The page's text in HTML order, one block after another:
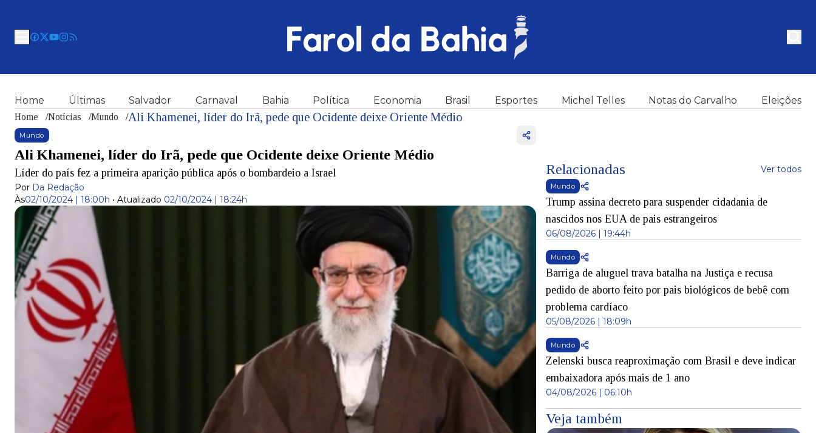
Home Últimas Salvador Carnaval Bahia Política Economia Brasil Esportes Michel Telles Notas do Carvalho Eleições
Home /Notícias /Mundo /Ali Khamenei, líder do Irã, pede que Ocidente deixe Oriente Médio
Mundo
Ali Khamenei, líder do Irã, pede que Ocidente deixe Oriente Médio
Líder do país fez a primeira aparição pública após o bombardeio a Israel
Por Da Redação
Às02/10/2024 | 18:00h • Atualizado 02/10/2024 | 18:24h
Relacionadas Ver todos
Mundo
Trump assina decreto para suspender cidadania de
nascidos nos EUA de pais estrangeiros
06/08/2026 | 19:44h
Mundo
Barriga de aluguel trava batalha na Justiça e recusa
pedido de aborto feito por pais biológicos de bebê com
problema cardíaco
05/08/2026 | 18:09h
Mundo
Zelenski busca reaproximação com Brasil e deve indicar
embaixadora após mais de 1 ano
04/08/2026 | 06:10h
Veja também